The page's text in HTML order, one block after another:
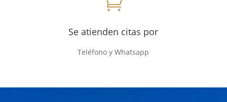
Se atienden citas por
Teléfono y Whatsapp